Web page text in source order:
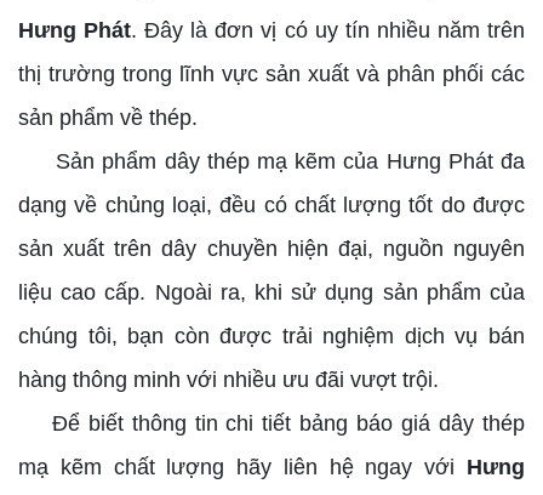
Hưng Phát. Đây là đơn vị có uy tín nhiều năm trên
thị trường trong lĩnh vực sản xuất và phân phối các
sản phẩm về thép.
Sản phẩm dây thép mạ kẽm của Hưng Phát đa
dạng về chủng loại, đều có chất lượng tốt do được
sản xuất trên dây chuyền hiện đại, nguồn nguyên
liệu cao cấp. Ngoài ra, khi sử dụng sản phẩm của
chúng tôi, bạn còn được trải nghiệm dịch vụ bán
hàng thông minh với nhiều ưu đãi vượt trội.
Để biết thông tin chi tiết bảng báo giá dây thép
mạ kẽm chất lượng hãy liên hệ ngay với Hưng